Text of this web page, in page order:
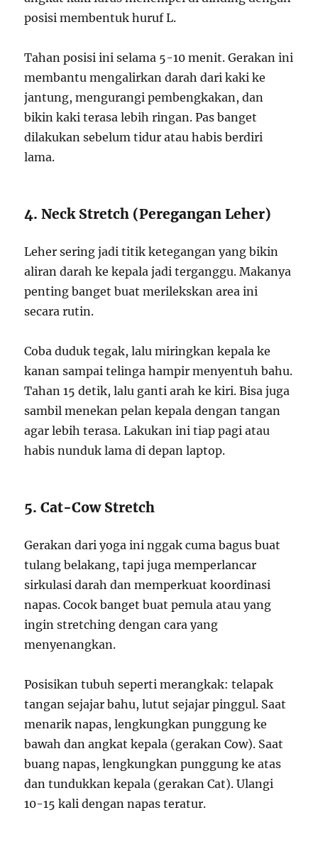
posisi membentuk huruf L.
Tahan posisi ini selama 5-10 menit. Gerakan ini
membantu mengalirkan darah dari kaki ke
jantung, mengurangi pembengkakan, dan
bikin kaki terasa lebih ringan. Pas banget
dilakukan sebelum tidur atau habis berdiri
lama.
4. Neck Stretch (Peregangan Leher)
Leher sering jadi titik ketegangan yang bikin
aliran darah ke kepala jadi terganggu. Makanya
penting banget buat merilekskan area ini
secara rutin.
Coba duduk tegak, lalu miringkan kepala ke
kanan sampai telinga hampir menyentuh bahu.
Tahan 15 detik, lalu ganti arah ke kiri. Bisa juga
sambil menekan pelan kepala dengan tangan
agar lebih terasa. Lakukan ini tiap pagi atau
habis nunduk lama di depan laptop.
5. Cat-Cow Stretch
Gerakan dari yoga ini nggak cuma bagus buat
tulang belakang, tapi juga memperlancar
sirkulasi darah dan memperkuat koordinasi
napas. Cocok banget buat pemula atau yang
ingin stretching dengan cara yang
menyenangkan.
Posisikan tubuh seperti merangkak: telapak
tangan sejajar bahu, lutut sejajar pinggul. Saat
menarik napas, lengkungkan punggung ke
bawah dan angkat kepala (gerakan Cow). Saat
buang napas, lengkungkan punggung ke atas
dan tundukkan kepala (gerakan Cat). Ulangi
10-15 kali dengan napas teratur.